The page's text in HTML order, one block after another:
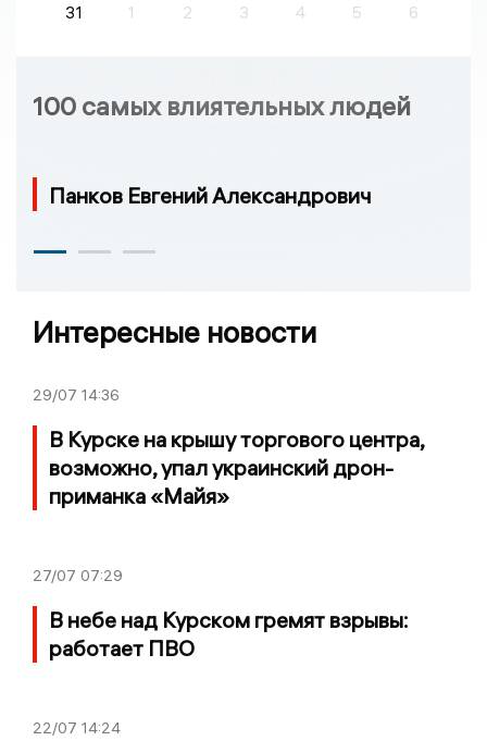
31
1 2 3 4 5 6
100 самых влиятельных людей
Панков Евгений Александрович
Интересные новости
29/07 14:36
В Курске на крышу торгового центра,
возможно, упал украинский дрон-
приманка «Майя»
27/07 07:29
В небе над Курском гремят взрывы:
работает ПВО
22/07 14:24